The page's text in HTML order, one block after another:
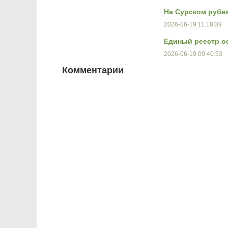
На Сурском
2026-06-19 11:18:39
Единый реестр
2026-06-19 09:40:53
Комментарии